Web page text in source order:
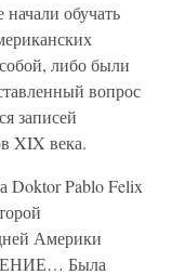
обучать
либо были
вопрос
записей
XIX века.
Doktor Pablo Felix
Америки
Была